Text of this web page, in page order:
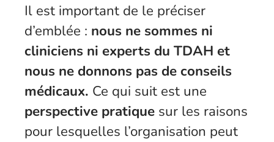
Il est important de le préciser
d’emblée : nous ne sommes ni
cliniciens ni experts du TDAH et
nous ne donnons pas de conseils
médicaux. Ce qui suit est une
perspective pratique sur les raisons
pour lesquelles l’organisation peut